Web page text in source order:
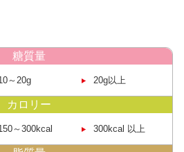
糖質量
～20g 20g以上
カロリー
～ 300kcal 300kcal 以上